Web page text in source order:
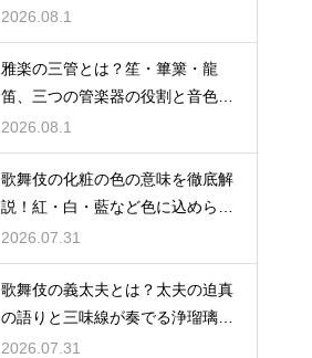
2026.08.1
雅楽の三管とは？笙・篳篥・龍
笛、三つの管楽器の役割と音色を
紹介
2026.08.1
歌舞伎の化粧の色の意味を徹底解
説！紅・白・藍など色に込められ
た役柄ごとの象徴とは
2026.07.31
歌舞伎の義太夫とは？太夫の迫真
の語りと三味線が奏でる浄瑠璃の
魅力を解説
2026.07.31